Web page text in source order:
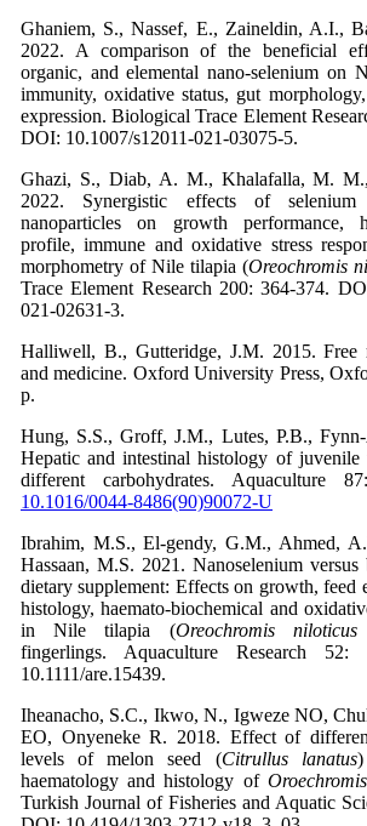
Ghaniem, S., Nassef, E., Zaineldin, A.I.,
2022. A comparison of the beneficial
organic, and elemental nano-selenium on
immunity, oxidative status, gut
expression. Biological Trace Element
DOI: 10.1007/s12011-021-03075-5.
Ghazi, S., Diab, A. M., Khalafalla, M.
2022. Synergistic effects of
nanoparticles on growth performance,
profile, immune and oxidative stress
morphometry of Nile tilapia (Oreochromis
Trace Element Research 200: 364-374.
021-02631-3.
Halliwell, B., Gutteridge, J.M. 2015. Free
and medicine. Oxford University Press,
p.
Hung, S.S., Groff, J.M., Lutes, P.B.,
Hepatic and intestinal histology of juvenile
different carbohydrates. Aquaculture
10.1016/0044-8486(90)90072-U
Ibrahim, M.S., El‐gendy, G.M., Ahmed,
Hassaan, M.S. 2021. Nanoselenium
dietary supplement: Effects on growth, feed
histology, haemato‐biochemical and
in Nile tilapia (Oreochromis niloticus
fingerlings. Aquaculture Research 52:
10.1111/are.15439.
Iheanacho, S.C., Ikwo, N., Igweze NO,
EO, Onyeneke R. 2018. Effect of
levels of melon seed (Citrullus lanatus)
haematology and histology of
Turkish Journal of Fisheries and Aquatic